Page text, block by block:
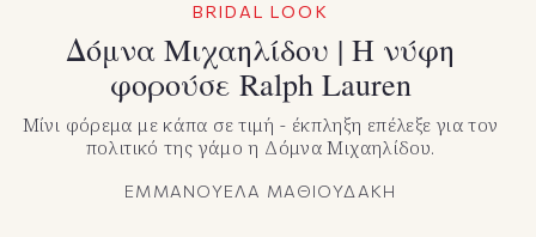
BRIDAL LOOK
Δόμνα Μιχαηλίδου | Η νύφη
φορούσε Ralph Lauren
Μίνι φόρεμα με κάπα σε τιμή - έκπληξη επέλεξε για τον
πολιτικό της γάμο η Δόμνα Μιχαηλίδου.
ΕΜΜΑΝΟΥΕΛΑ ΜΑΘΙΟΥΔΑΚΗ